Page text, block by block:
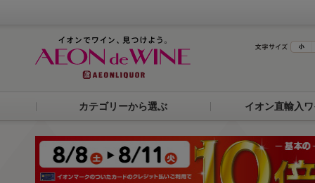
カテゴリーから選ぶ イオン直輸入